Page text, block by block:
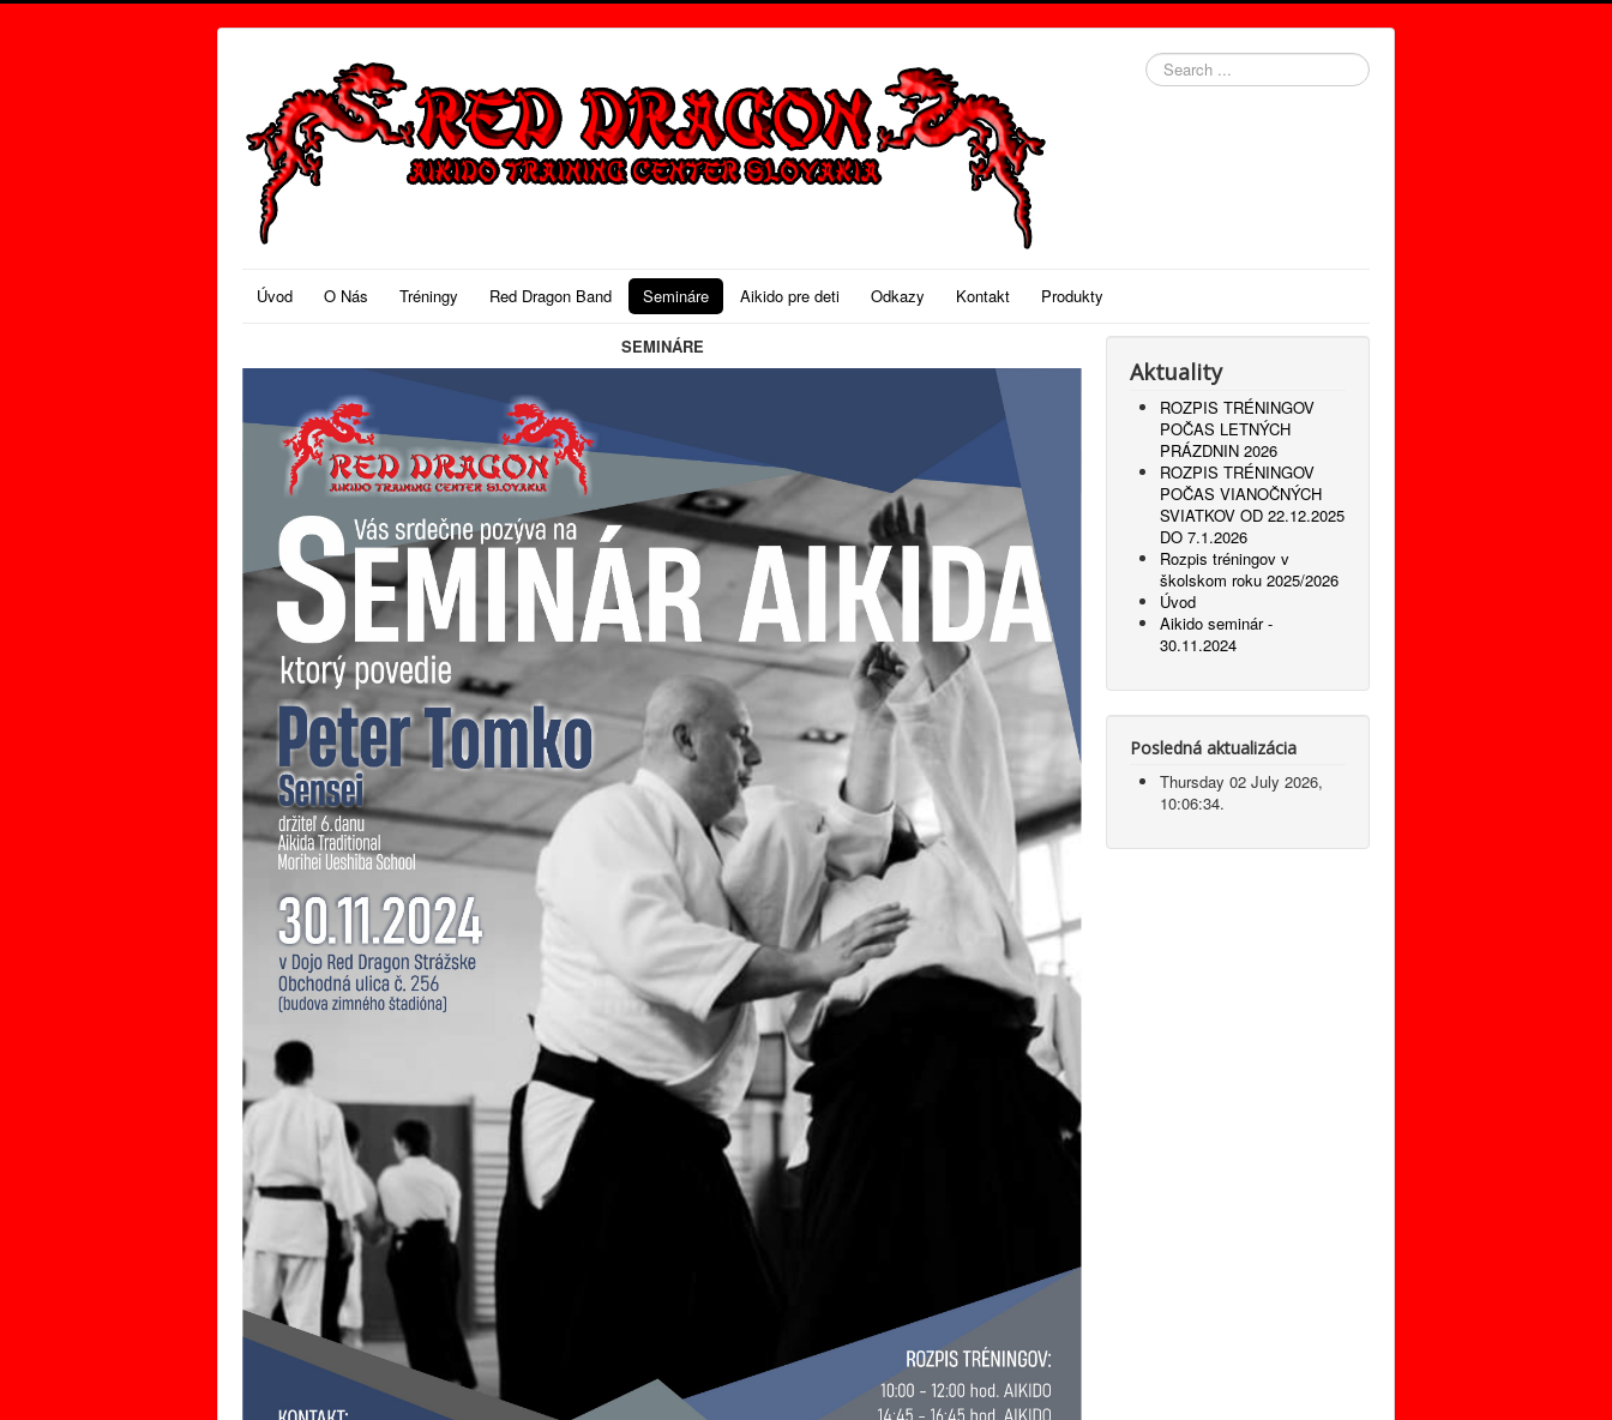
Search
...
Úvod O Nás Tréningy Red Dragon Band Semináre Aikido pre deti Odkazy Kontakt Produkty
SEMINÁRE
Aktuality
ROZPIS TRÉNINGOV
POČAS LETNÝCH
PRÁZDNIN 2026
ROZPIS TRÉNINGOV
POČAS VIANOČNÝCH
SVIATKOV OD 22.12.2025
DO 7.1.2026
Rozpis tréningov v
školskom roku 2025/2026
Úvod
Aikido seminár -
30.11.2024
Posledná aktualizácia
Thursday 02 July 2026,
10:06:34.